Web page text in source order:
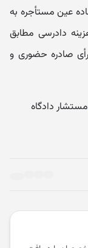
عین مستأجره به
دادرسی مطابق
صادره حضوری و
مستشار دادگاه